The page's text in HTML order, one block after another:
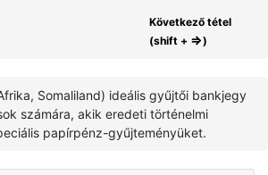
Következő tétel
(shift + ⇒)
Somaliland) ideális gyűjtői bankjegy
számára, akik eredeti történelmi
papírpénz-gyűjteményüket.